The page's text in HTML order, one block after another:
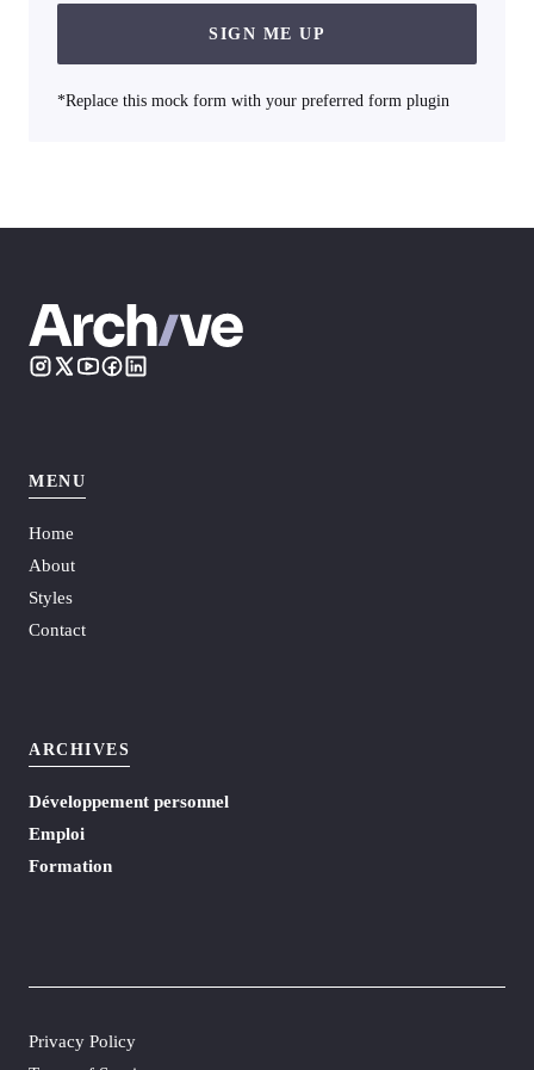
SIGN ME UP
*Replace this mock form with your preferred form plugin
MENU
Home
About
Styles
Contact
ARCHIVES
Développement personnel
Emploi
Formation
Privacy Policy